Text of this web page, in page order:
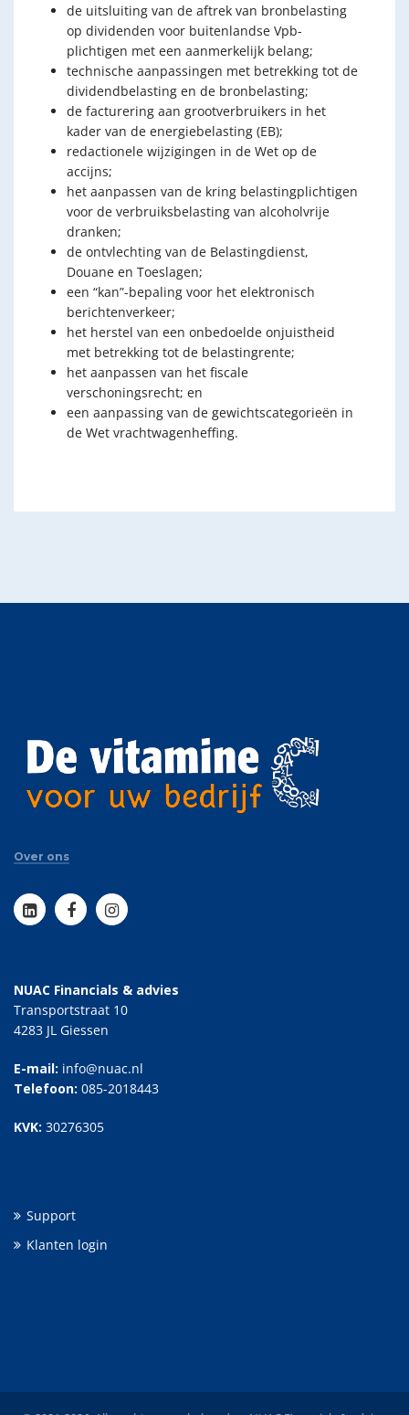
de uitsluiting van de aftrek van bronbelasting
op dividenden voor buitenlandse Vpb-
plichtigen met een aanmerkelijk belang;
technische aanpassingen met betrekking tot de
dividendbelasting en de bronbelasting;
de facturering aan grootverbruikers in het
kader van de energiebelasting (EB);
redactionele wijzigingen in de Wet op de
accijns;
het aanpassen van de kring belastingplichtigen
voor de verbruiksbelasting van alcoholvrije
dranken;
de ontvlechting van de Belastingdienst,
Douane en Toeslagen;
een “kan”-bepaling voor het elektronisch
berichtenverkeer;
het herstel van een onbedoelde onjuistheid
met betrekking tot de belastingrente;
het aanpassen van het fiscale
verschoningsrecht; en
een aanpassing van de gewichtscategorieën in
de Wet vrachtwagenheffing.
Over ons
NUAC Financials & advies
Transportstraat 10
4283 JL Giessen
E-mail: info@nuac.nl
Telefoon: 085-2018443
KVK: 30276305
Support
Klanten login